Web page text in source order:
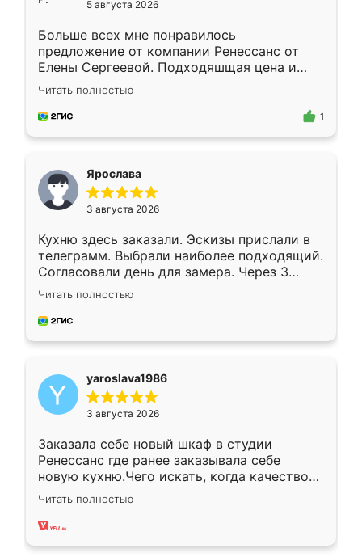
5 августа 2026
Больше всех мне понравилось
предложение от компании Ренессанс от
Елены Сергеевой. Подходяшщая цена и
короткие сроки изготовления. Приехавший
для замера сотрудник Владислав
предложил по моему эскизу самый
Читать полностью
1
Ярослава
3 августа 2026
Кухню здесь заказали. Эскизы прислали в
телеграмм. Выбрали наиболее подходящий.
Согласовали день для замера. Через 3
недели кухня была уже готова. Остались
довольны работой. Спасибо Ренессанс
мебель за качественную работу!
Читать полностью
yaroslava1986
3 августа 2026
Заказала себе новый шкаф в студии
Ренессанс где ранее заказывала себе
новую кухню.Чего искать, когда качеством
вполне довольна. Служит кухня уже почти
два года, нареканий нет.
Читать полностью